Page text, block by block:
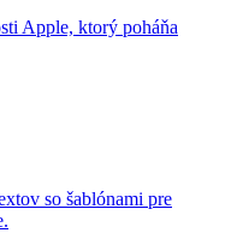
Apple, ktorý poháňa
so šablónami pre